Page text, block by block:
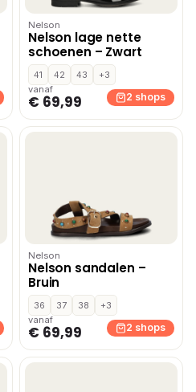
Nelson
Nelson lage nette
schoenen – Zwart
41 42 43
+3
vanaf
€ 69,99 2 shops
Nelson
Nelson sandalen –
Bruin
36 37 38
+3
vanaf
€ 69,99 2 shops